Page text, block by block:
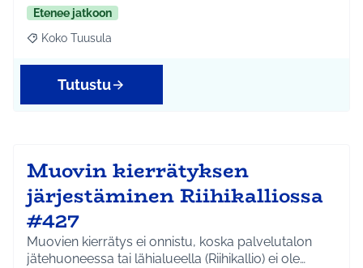
Etenee jatkoon
Rajaa tulokset aihepiirin mukaan: Koko Tuusula
Koko Tuusula
Tutustu
Muovin kierrätyksen
järjestäminen Riihikalliossa
#427
Muovien kierrätys ei onnistu, koska palvelutalon
jätehuoneessa tai lähialueella (Riihikallio) ei ole…